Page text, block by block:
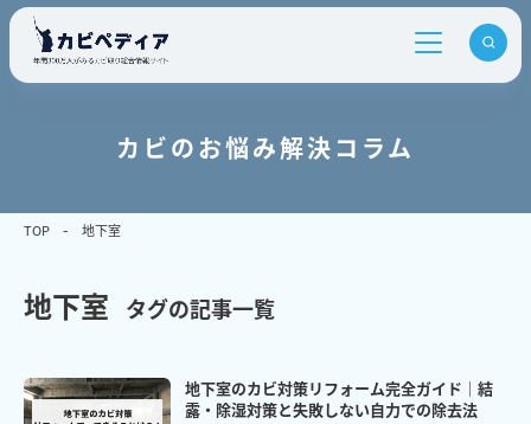
カビのお悩み解決コラム
TOP 地下室
地下室 タグの記事一覧
地下室のカビ対策リフォーム完全ガイド｜結
露・除湿対策と失敗しない自力での除去法